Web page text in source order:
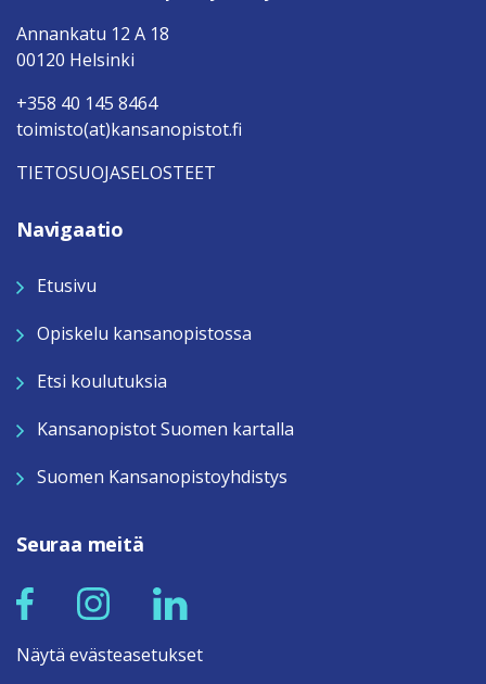
Annankatu 12 A 18
00120 Helsinki
+358 40 145 8464
toimisto(at)kansanopistot.fi
TIETOSUOJASELOSTEET
Navigaatio
Etusivu
Opiskelu kansanopistossa
Etsi koulutuksia
Kansanopistot Suomen kartalla
Suomen Kansanopistoyhdistys
Seuraa meitä
Näytä evästeasetukset